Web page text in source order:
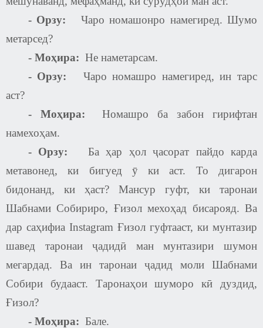
- Орзу: Чаро номашонро намегиред. Шумо
метарсед?
- Моҳира: Не наметарсам.
- Орзу: Чаро номашро намегиред, ин тарс
аст?
- Моҳира: Номашро ба забон гирифтан
намехоҳам.
- Орзу: Ба ҳар ҳол ҷасорат пайдо карда
метавонед, ки бигуед ӯ ки аст. То дигарон
бидонанд, ки ҳаст? Мансур гуфт, ки таронаи
Шабнами Собириро, Ғизол мехоҳад бисарояд. Ва
дар саҳифиа Instagram Ғизол гуфтааст, ки мунтазир
шавед таронаи ҷадидӣ ман мунтазири шумон
мегардад. Ва ин таронаи ҷадид моли Шабнами
Собири будааст. Таронаҳои шуморо кӣ дуздид,
Ғизол?
- Моҳира: Бале.